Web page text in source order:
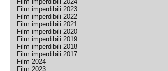
Film imperdibili 2023
Film imperdibili 2022
Film imperdibili 2021
Film imperdibili 2020
Film imperdibili 2019
Film imperdibili 2018
Film imperdibili 2017
Film 2024
Film 2023